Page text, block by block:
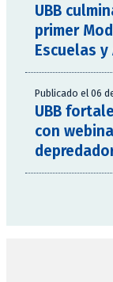
UBB
primer
Escuelas
Publicado el 06
UBB
con